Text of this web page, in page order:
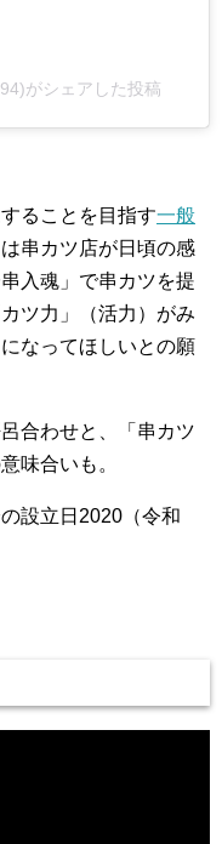
がシェアした投稿
ることを目指す一般
串カツ店が日頃の感
入魂」で串カツを提
ツ力」（活力）がみ
なってほしいとの願
合わせと、「串カツ
味合いも。
設立日2020（令和